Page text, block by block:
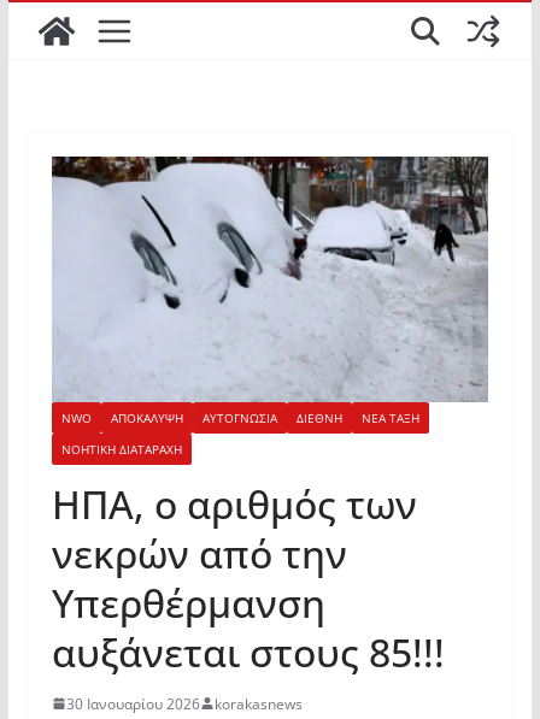
NWO ΑΠΟΚΑΛΥΨΗ ΑΥΤΟΓΝΩΣΙΑ ΔΙΕΘΝΗ
ΝΕΑ ΤΑΞΗ
ΝΟΗΤΙΚΗ ΔΙΑΤΑΡΑΧΗ
ΗΠΑ, ο αριθμός των
νεκρών από την
Υπερθέρμανση
αυξάνεται στους 85!!!
30 Ιανουαρίου 2026 korakasnews